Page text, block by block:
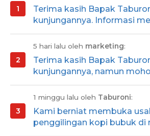
Terima kasih Bapak
kunjungannya. Informasi
5 hari lalu oleh marketing:
Terima kasih Bapak
kunjungannya, namun
1 minggu lalu oleh Taburoni:
Kami berniat membuka
penggilingan kopi bubuk di r